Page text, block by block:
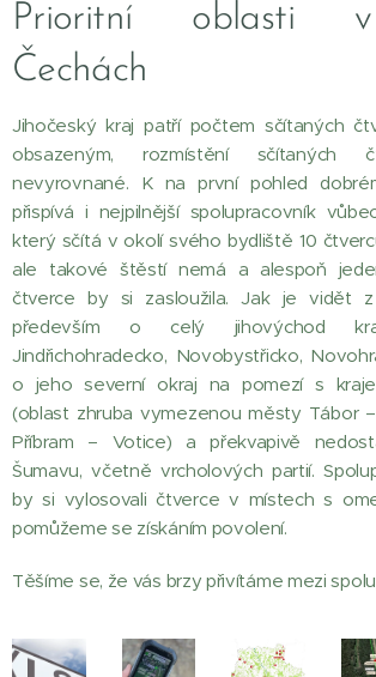
Prioritní oblasti
Čechách
Jihočeský kraj patří počtem sčítaných
obsazeným, rozmístění
nevyrovnané. K na první pohled
přispívá i nejpilnější spolupracovník
který sčítá v okolí svého bydliště 10
ale takové štěstí nemá a alespoň
čtverce by si zasloužila. Jak je vidět
především o celý jihovýchod
Jindřichohradecko, Novobystřicko,
o jeho severní okraj na pomezí s
(oblast zhruba vymezenou městy Tábor
Příbram – Votice) a překvapivě
Šumavu, včetně vrcholových partií.
by si vylosovali čtverce v místech s
pomůžeme se získáním povolení.
Těšíme se, že vás brzy přivítáme mezi